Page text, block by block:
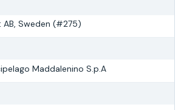
AB, Sweden (#275)
Maddalenino S.p.A